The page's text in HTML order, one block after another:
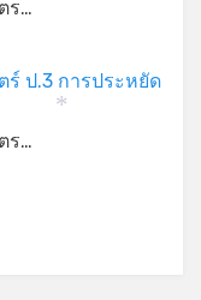
ร…
ร์ ป.3 การประหยัด
ร…